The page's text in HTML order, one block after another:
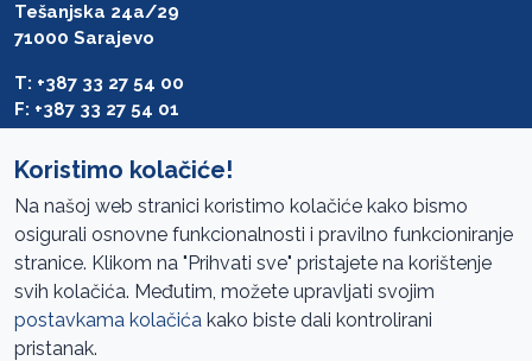
Tešanjska 24a/29
71000 Sarajevo
T: +387 33 27 54 00
F: +387 33 27 54 01
Pristup informacijama
Mapa sajta
Oglasi
Koristimo kolačiće!
Na našoj web stranici koristimo kolačiće kako bismo
osigurali osnovne funkcionalnosti i pravilno funkcioniranje
stranice. Klikom na "Prihvati sve" pristajete na korištenje
svih kolačića. Međutim, možete upravljati svojim
postavkama kolačića kako biste dali kontrolirani
pristanak.